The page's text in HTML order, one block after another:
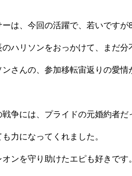
ーは、今回の活躍で、若いです
のハリソンをおっかけて、まだ
ンさんの、参加移転宙返りの愛
戦争には、プライドの元婚約者
も力になってくれました。
オンを守り助けたエピも好きです